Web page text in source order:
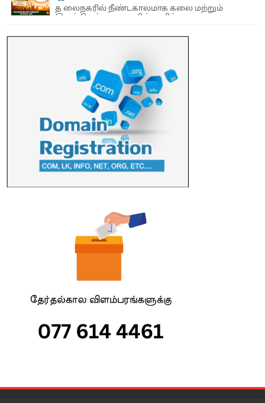
த லைநகரில் நீண்டகாலமாக கலை மற்றும்
இலக்கியத் துறைகளில் தனித்துவமான
பணிகளை முன்னெடுத்து வரும் புதிய ...